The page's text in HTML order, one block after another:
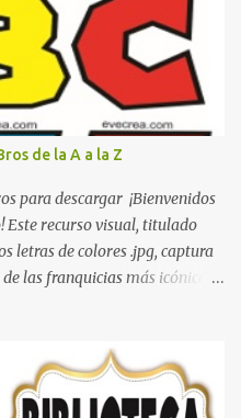
infantiles Cosas bonitas
coche
de la A a la Z
para descargar ¡Bienvenidos
Este recurso visual, titulado
letras de colores .jpg, captura
las franquicias más icónicas
fans han reconocido por
abecedario nos presenta:
con bordes negros gruesos